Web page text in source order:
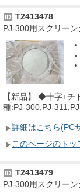
ID T2413478
PJ-300用スクリーン
【新品】 ◆十字+
種:PJ-300,PJ-
詳細はこちら(PC
このページのトッ
ID T2413479
PJ-300用スクリーン